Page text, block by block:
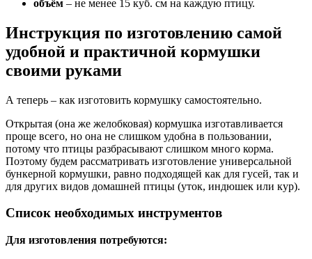
объём – не менее 15 куб. см на каждую птицу.
Инструкция по изготовлению самой
удобной и практичной кормушки
своими руками
А теперь – как изготовить кормушку самостоятельно.
Открытая (она же желобковая) кормушка изготавливается
проще всего, но она не слишком удобна в пользовании,
потому что птицы разбрасывают слишком много корма.
Поэтому будем рассматривать изготовление универсальной
бункерной кормушки, равно подходящей как для гусей, так и
для других видов домашней птицы (уток, индюшек или кур).
Список необходимых инструментов
Для изготовления потребуются: